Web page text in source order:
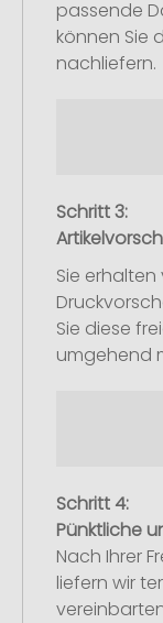
passende
können Sie
nachliefern.
Schritt 3:
Sie
Sie diese
umgehend
Schritt 4:
Pünktliche
Nach Ihrer
liefern wir